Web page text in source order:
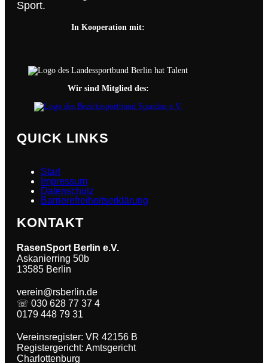
Sport.
In Kooperation mit:
Wir sind Mitglied des:
QUICK LINKS
Start
Impressum
Datenschutz
Barrierefreiheitserklärung
KONTAKT
RasenSport Berlin e.V.
Askanierring 50b
13585 Berlin
verein@rsberlin.de
☏ 030 628 77 37 4
0179 448 79 31
Vereinsregister: VR 42156 B
Registergericht: Amtsgericht
Charlottenburg